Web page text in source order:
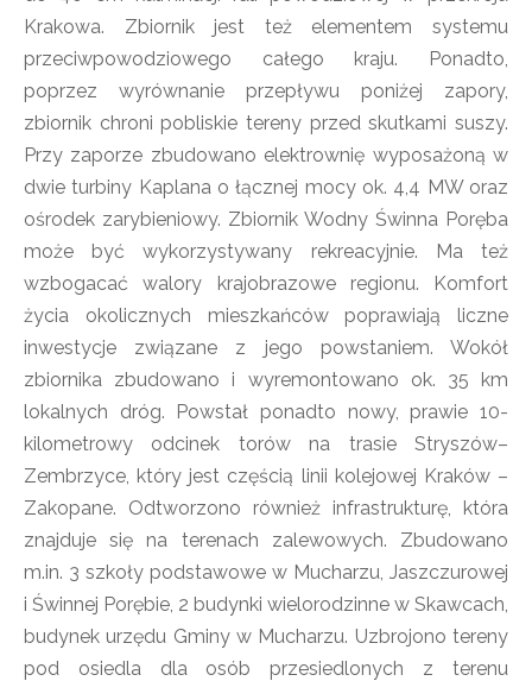
Krakowa. Zbiornik jest też elementem systemu
przeciwpowodziowego całego kraju. Ponadto,
poprzez wyrównanie przepływu poniżej zapory,
zbiornik chroni pobliskie tereny przed skutkami suszy.
Przy zaporze zbudowano elektrownię wyposażoną w
dwie turbiny Kaplana o łącznej mocy ok. 4,4 MW oraz
ośrodek zarybieniowy. Zbiornik Wodny Świnna Poręba
może być wykorzystywany rekreacyjnie. Ma też
wzbogacać walory krajobrazowe regionu. Komfort
życia okolicznych mieszkańców poprawiają liczne
inwestycje związane z jego powstaniem. Wokół
zbiornika zbudowano i wyremontowano ok. 35 km
lokalnych dróg. Powstał ponadto nowy, prawie 10-
kilometrowy odcinek torów na trasie Stryszów–
Zembrzyce, który jest częścią linii kolejowej Kraków –
Zakopane. Odtworzono również infrastrukturę, która
znajduje się na terenach zalewowych. Zbudowano
m.in. 3 szkoły podstawowe w Mucharzu, Jaszczurowej
i Świnnej Porębie, 2 budynki wielorodzinne w Skawcach,
budynek urzędu Gminy w Mucharzu. Uzbrojono tereny
pod osiedla dla osób przesiedlonych z terenu